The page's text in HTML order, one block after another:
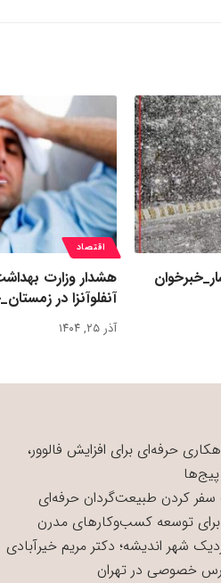
اقتصاد
هشدار وزارت
آنفلوآنزا در
آذر ۲۵, ۱۴۰۴
حرفه‌ای برای افزایش فالوور،
سفر کردن طبیعت‌گردان حرفه‌ای
برای توسعه کسب‌وکارهای مدرن
شهر اندیشه؛ دکتر مریم خیرآبادی
خصوصی در تهران